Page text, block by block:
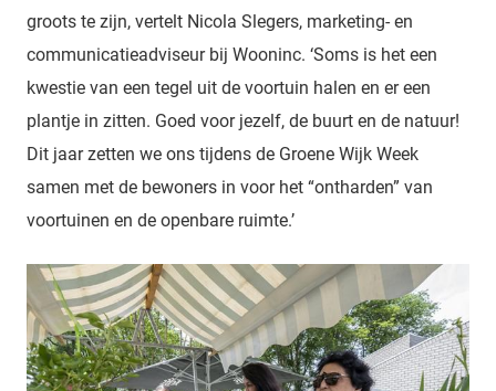
groots te zijn, vertelt Nicola Slegers, marketing- en
communicatieadviseur bij Wooninc. ‘Soms is het een
kwestie van een tegel uit de voortuin halen en er een
plantje in zitten. Goed voor jezelf, de buurt en de natuur!
Dit jaar zetten we ons tijdens de Groene Wijk Week
samen met de bewoners in voor het “ontharden” van
voortuinen en de openbare ruimte.’